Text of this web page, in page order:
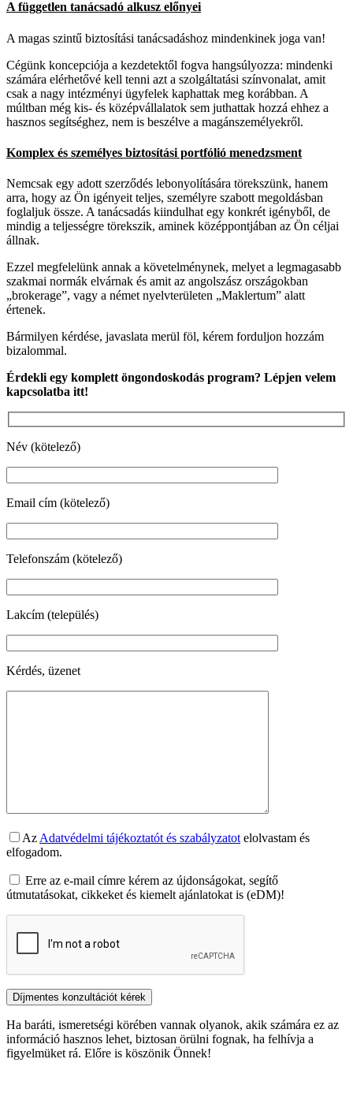
A független tanácsadó alkusz előnyei
A magas szintű biztosítási tanácsadáshoz mindenkinek joga van!
Cégünk koncepciója a kezdetektől fogva hangsúlyozza: mindenki
számára elérhetővé kell tenni azt a szolgáltatási színvonalat, amit
csak a nagy intézményi ügyfelek kaphattak meg korábban. A
múltban még kis- és középvállalatok sem juthattak hozzá ehhez a
hasznos segítséghez, nem is beszélve a magánszemélyekről.
Komplex és személyes biztosítási portfólió menedzsment
Nemcsak egy adott szerződés lebonyolítására törekszünk, hanem
arra, hogy az Ön igényeit teljes, személyre szabott megoldásban
foglaljuk össze. A tanácsadás kiindulhat egy konkrét igényből, de
mindig a teljességre törekszik, aminek középpontjában az Ön céljai
állnak.
Ezzel megfelelünk annak a követelménynek, melyet a legmagasabb
szakmai normák elvárnak és amit az angolszász országokban
„brokerage”, vagy a német nyelvterületen „Maklertum” alatt
értenek.
Bármilyen kérdése, javaslata merül föl, kérem forduljon hozzám
bizalommal.
Érdekli egy komplett öngondoskodás program? Lépjen velem
kapcsolatba itt!
Név (kötelező)
Email cím (kötelező)
Telefonszám (kötelező)
Lakcím (település)
Kérdés, üzenet
Az Adatvédelmi tájékoztatót és szabályzatot elolvastam és
elfogadom.
Erre az e-mail címre kérem az újdonságokat, segítő
útmutatásokat, cikkeket és kiemelt ajánlatokat is (eDM)!
Ha baráti, ismeretségi körében vannak olyanok, akik számára ez az
információ hasznos lehet, biztosan örülni fognak, ha felhívja a
figyelmüket rá. Előre is köszönik Önnek!